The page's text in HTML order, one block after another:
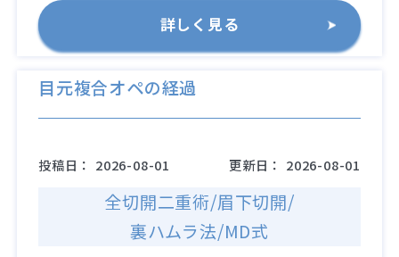
詳しく見る
目元複合オペの経過
投稿日： 2026-08-01 更新日： 2026-08-01
全切開二重術/眉下切開/
裏ハムラ法/MD式